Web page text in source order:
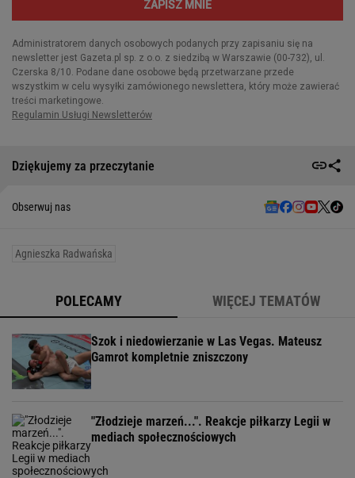
Dziękujemy za przeczytanie
Obserwuj nas
Agnieszka Radwańska
POLECAMY WIĘCEJ TEMATÓW
Szok i niedowierzanie w Las Vegas. Mateusz
Gamrot kompletnie zniszczony
"Złodzieje marzeń...". Reakcje piłkarzy Legii w
mediach społecznościowych